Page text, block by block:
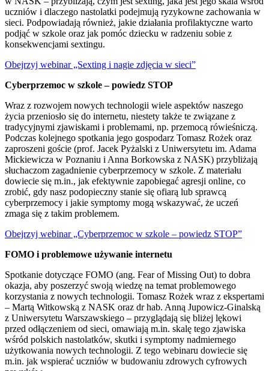
uczniów i dlaczego nastolatki podejmują ryzykowne zachowania w
sieci. Podpowiadają również, jakie działania profilaktyczne warto
podjąć w szkole oraz jak pomóc dziecku w radzeniu sobie z
konsekwencjami sextingu.
Obejrzyj webinar „Sexting i nagie zdjęcia w sieci”
Cyberprzemoc w szkole – powiedz STOP
Wraz z rozwojem nowych technologii wiele aspektów naszego
życia przeniosło się do internetu, niestety także te związane z
tradycyjnymi zjawiskami i problemami, np. przemocą rówieśniczą.
Podczas kolejnego spotkania jego gospodarz Tomasz Rożek oraz
zaproszeni goście (prof. Jacek Pyżalski z Uniwersytetu im. Adama
Mickiewicza w Poznaniu i Anna Borkowska z NASK) przybliżają
słuchaczom zagadnienie cyberprzemocy w szkole. Z materiału
dowiecie się m.in., jak efektywnie zapobiegać agresji online, co
zrobić, gdy nasz podopieczny stanie się ofiarą lub sprawcą
cyberprzemocy i jakie symptomy mogą wskazywać, że uczeń
zmaga się z takim problemem.
Obejrzyj webinar „Cyberprzemoc w szkole – powiedz STOP”
FOMO i problemowe używanie internetu
Spotkanie dotyczące FOMO (ang. Fear of Missing Out) to dobra
okazja, aby poszerzyć swoją wiedzę na temat problemowego
korzystania z nowych technologii. Tomasz Rożek wraz z ekspertami
– Martą Witkowską z NASK oraz dr hab. Anną Jupowicz-Ginalską
z Uniwersytetu Warszawskiego – przyglądają się bliżej lękowi
przed odłączeniem od sieci, omawiają m.in. skalę tego zjawiska
wśród polskich nastolatków, skutki i symptomy nadmiernego
użytkowania nowych technologii. Z tego webinaru dowiecie się
m.in. jak wspierać uczniów w budowaniu zdrowych cyfrowych